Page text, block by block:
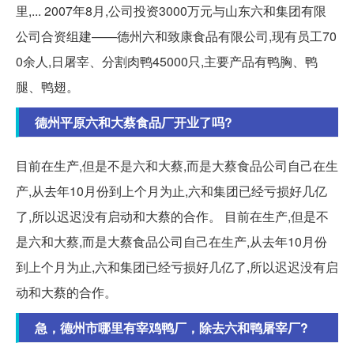
里,... 2007年8月,公司投资3000万元与山东六和集团有限
公司合资组建——德州六和致康食品有限公司,现有员工70
0余人,日屠宰、分割肉鸭45000只,主要产品有鸭胸、鸭
腿、鸭翅。
德州平原六和大蔡食品厂开业了吗?
目前在生产,但是不是六和大蔡,而是大蔡食品公司自己在生
产,从去年10月份到上个月为止,六和集团已经亏损好几亿
了,所以迟迟没有启动和大蔡的合作。 目前在生产,但是不
是六和大蔡,而是大蔡食品公司自己在生产,从去年10月份
到上个月为止,六和集团已经亏损好几亿了,所以迟迟没有启
动和大蔡的合作。
急，德州市哪里有宰鸡鸭厂，除去六和鸭屠宰厂?